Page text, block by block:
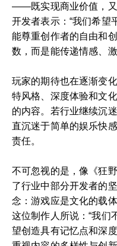
——既实现商业价值，又
开发者表示：“我们希望
能尊重创作者的自由和
数，而是能传递情感、
玩家的期待也在逐渐变
特风格、深度体验和文
的内容。若行业继续沉
直沉迷于简单的娱乐快
责任。
不可忽视的是，像《狂
了行业中部分开发者的
念：游戏应是文化的载
这位制作人所说：“我们
望创造具有记忆点和深